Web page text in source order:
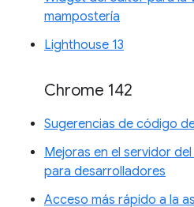
mampostería
Lighthouse 13
Chrome 142
Sugerencias de código
Mejoras en el servidor
para desarrolladores
Acceso más rápido a la